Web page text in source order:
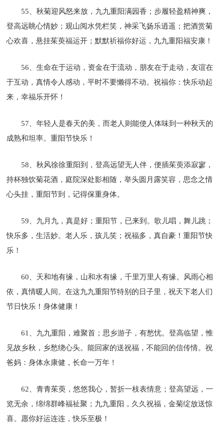
55、秋菊迎风怒来放，九九重阳满园香；步履轻盈精神爽，
登高远眺心情妙；观山阅水凭栏笑，神采飞扬乐逍遥；把酒赏菊
心欢喜，悬挂茱萸福运开；默默祈福你好运，九九重阳福安康！
56、生命在于运动，资金在于流动，朋友在于走动，友谊在
于互动，真情令人感动，平时不要懒得不动。祝福你：快乐动起
来，幸福乐开怀！
57、年轻人是春天的美，而老人则能使人体味到一种秋天的
成熟和坦率。重阳节快乐！
58、秋风徐徐重阳到，登高远望无人伴，便插茱萸添寂寥，
持杯独饮菊花酒，庭院深处影相随，举头圆月露笑容，思念之情
心头挂，重阳节到，记得保重身体。
59、九月九，真是好；重阳节，已来到。歌儿唱，舞儿跳；
快乐多，生活妙。老人乐，孩儿笑；祝福多，真自豪！重阳节快
乐！
60、天和地有缘，山和水有缘，千里万里人有缘。风雨心相
依，真情暖人间。在这九九重阳节特别的日子里，祝天下老人们
节日快乐！身体健康！
61、九九重阳，难聚首；思乡游子，有愁忧。登高临望，惟
见故乡秋，乡愁绕心头。能回家的送祝福，不能回的信传情。祝
爸妈：身体永康健，长命一万年！
62、青青茱萸，悠悠我心，暂折一枝表情意；登高望远，一
览无余，绵绵群峰福祉聚；九九重阳，久久祝福，金菊绽放送惊
喜。愿你好运连连，快乐至极！